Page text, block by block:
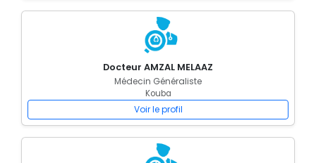
Docteur AMZAL MELAAZ
Médecin Généraliste
Kouba
Voir le profil